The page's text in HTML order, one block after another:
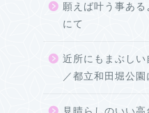
願えば叶う事あ
にて
近所にもまぶしい
／都立和田堀公園
見晴らしのいい